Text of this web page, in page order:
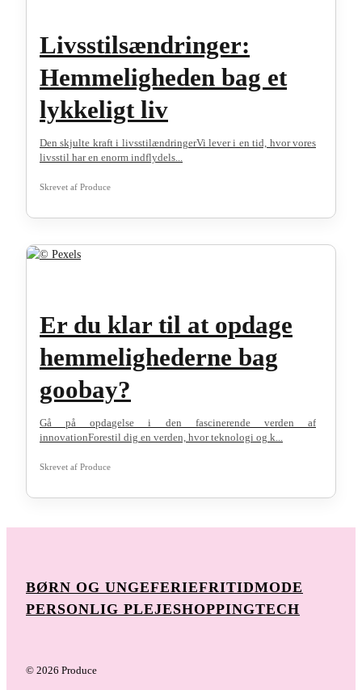
Livsstilsændringer:
Hemmeligheden bag et
lykkeligt liv
Den skjulte kraft i livsstilændringerVi lever i en tid, hvor vores
livsstil har en enorm indflydels...
Skrevet af Produce
Er du klar til at opdage
hemmelighederne bag
goobay?
Gå på opdagelse i den fascinerende verden af
innovationForestil dig en verden, hvor teknologi og k...
Skrevet af Produce
BØRN OG UNGEFERIEFRITIDMODE
PERSONLIG PLEJESHOPPINGTECH
© 2026 Produce